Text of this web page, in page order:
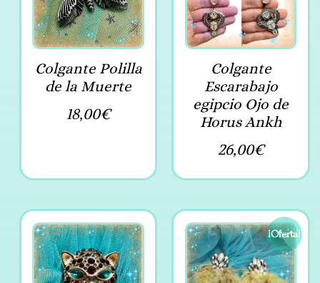
Colgante Polilla
de la Muerte
18,00€
Colgante
Escarabajo
egipcio Ojo de
Horus Ankh
26,00€
¡Oferta!